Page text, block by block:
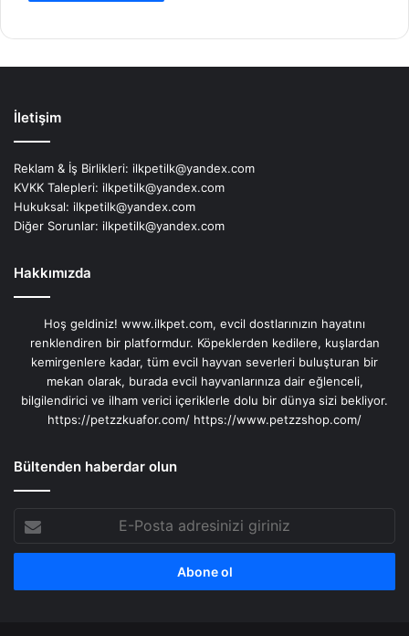
İletişim
Reklam & İş Birlikleri: ilkpetilk@yandex.com
KVKK Talepleri: ilkpetilk@yandex.com
Hukuksal: ilkpetilk@yandex.com
Diğer Sorunlar: ilkpetilk@yandex.com
Hakkımızda
Hoş geldiniz! www.ilkpet.com, evcil dostlarınızın hayatını
renklendiren bir platformdur. Köpeklerden kedilere, kuşlardan
kemirgenlere kadar, tüm evcil hayvan severleri buluşturan bir
mekan olarak, burada evcil hayvanlarınıza dair eğlenceli,
bilgilendirici ve ilham verici içeriklerle dolu bir dünya sizi bekliyor.
https://petzzkuafor.com/ https://www.petzzshop.com/
Bültenden haberdar olun
Posta
adresinizi